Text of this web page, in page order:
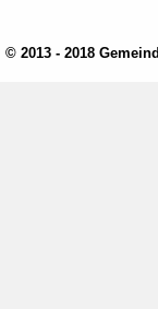
© 2013 - 2018